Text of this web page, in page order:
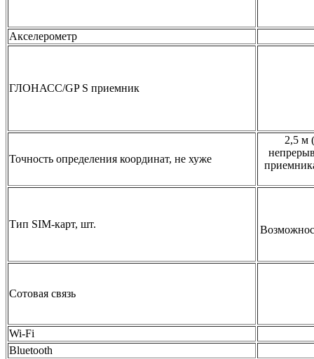
Акселерометр
ГЛОНАСС/GP S приемник
Точность определения координат, не хуже
2,5 м
Тип SIM-карт, шт.
Сотовая связь
Wi-Fi
Bluetooth